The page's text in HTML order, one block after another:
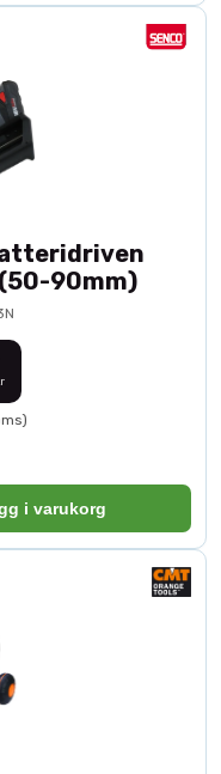
90mm)
i varukorg